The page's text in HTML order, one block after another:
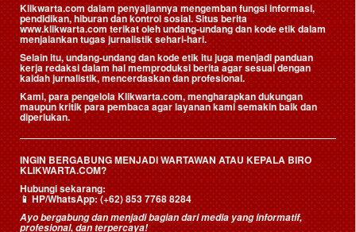
Klikwarta.com dalam penyajiannya mengemban fungsi informasi,
pendidikan, hiburan dan kontrol sosial. Situs berita
www.klikwarta.com terikat oleh undang-undang dan kode etik dalam
menjalankan tugas jurnalistik sehari-hari.
Selain itu, undang-undang dan kode etik itu juga menjadi panduan
kerja redaksi dalam hal memproduksi berita agar sesuai dengan
kaidah jurnalistik, mencerdaskan dan profesional.
Kami, para pengelola Klikwarta.com, mengharapkan dukungan
maupun kritik para pembaca agar layanan kami semakin baik dan
diperlukan.
INGIN BERGABUNG MENJADI WARTAWAN ATAU KEPALA BIRO
KLIKWARTA.COM?
Hubungi sekarang:
📱HP/WhatsApp:(+62) 853 7768 8284
Ayo bergabung dan menjadi bagian dari media yang informatif,
profesional, dan terpercaya!